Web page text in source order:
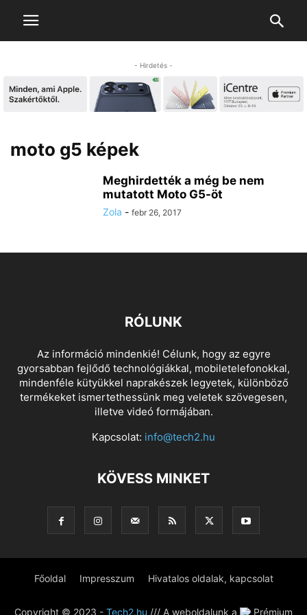
- Hirdetés -
moto g5 képek
Meghirdették a még be nem
mutatott Moto G5-öt
Zola - febr 26, 2017
RÓLUNK
Az információ mindenkié! Célunk, hogy az egyre
gyorsabban fejlődő technológiákkal, mobiletelefonokkal,
mindenféle kütyükkel naprakészek legyetek, különböző
termékeket ismertethessünk meg veletek szövegesen,
illetve videó formájában.
Kapcsolat: info@tech2.hu
KÖVESS MINKET
Főoldal Impresszum Hivatalos oldalak, kapcsolat
Copyright © 2023 - Tech2.hu /// A weboldalunk a Prémium